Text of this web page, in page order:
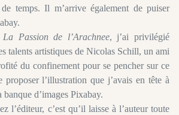
temps. Il m’arrive également de puiser
La Passion de l’Arachnee, j’ai privilégié
talents artistiques de Nicolas Schill, un ami
du confinement pour se pencher sur ce
l’illustration que j’avais en tête à
d’images Pixabay.
l’éditeur, c’est qu’il laisse à l’auteur toute